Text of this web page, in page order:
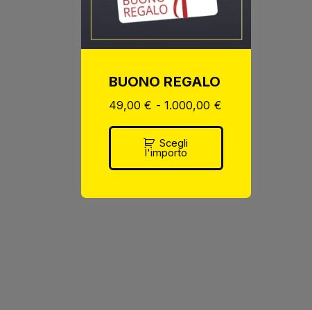
BUONO REGALO
49,00€ - 1.000,00 €
Scegli
l'importo